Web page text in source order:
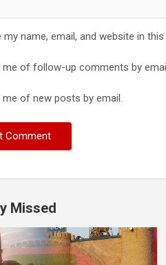
my name, email, and website in
of follow-up comments by
of new posts by email.
Missed